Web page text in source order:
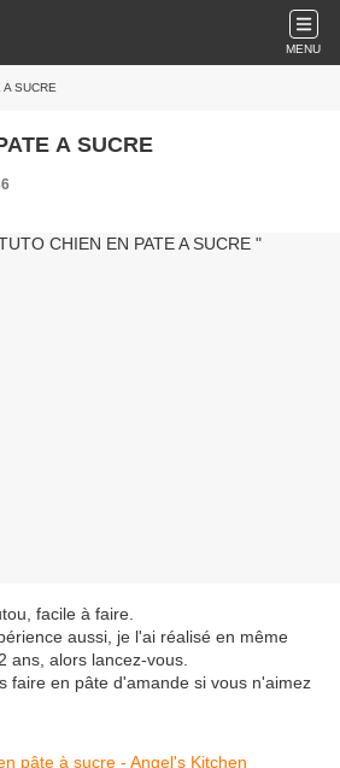
MENU
SUCRE
A SUCRE
facile à faire.
aussi, je l'ai réalisé en même
ans, alors lancez-vous.
faire en pâte d'amande si vous n'aimez